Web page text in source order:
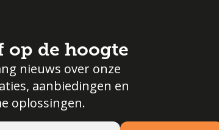
op de hoogte
nieuws over onze
aanbiedingen en
oplossingen.